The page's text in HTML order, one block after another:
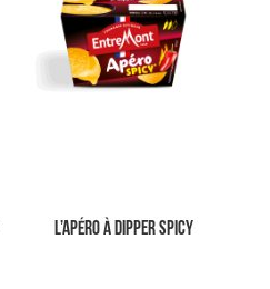
L’apéro à dipper spicy